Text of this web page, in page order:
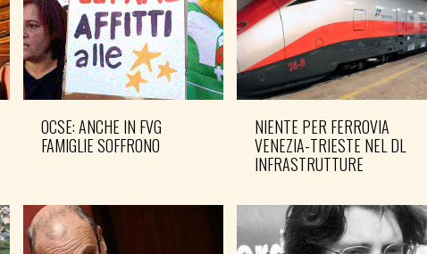
OCSE: ANCHE IN FVG
FAMIGLIE SOFFRONO
NIENTE PER FERROVIA
VENEZIA-TRIESTE NEL DL
INFRASTRUTTURE